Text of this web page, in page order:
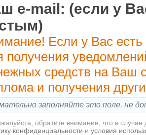
e-mail: (если у
Если у Вас
получения
средств на Ваш
и получения
обратите внимание, что в
конфиденциальности и условия